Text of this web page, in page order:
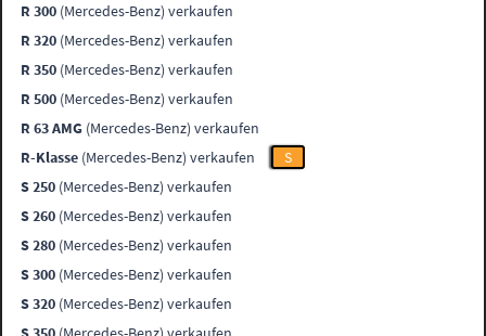
R 300 (Mercedes-Benz) verkaufen
R 320 (Mercedes-Benz) verkaufen
R 350 (Mercedes-Benz) verkaufen
R 500 (Mercedes-Benz) verkaufen
R 63 AMG (Mercedes-Benz) verkaufen
R-Klasse (Mercedes-Benz) verkaufen
S
S 250 (Mercedes-Benz) verkaufen
S 260 (Mercedes-Benz) verkaufen
S 280 (Mercedes-Benz) verkaufen
S 300 (Mercedes-Benz) verkaufen
S 320 (Mercedes-Benz) verkaufen